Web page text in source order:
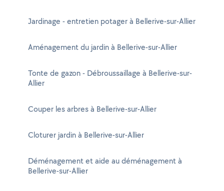
Jardinage - entretien potager à Bellerive-sur-Allier
Aménagement du jardin à Bellerive-sur-Allier
Tonte de gazon - Débroussaillage à Bellerive-sur-
Allier
Couper les arbres à Bellerive-sur-Allier
Cloturer jardin à Bellerive-sur-Allier
Déménagement et aide au déménagement à
Bellerive-sur-Allier